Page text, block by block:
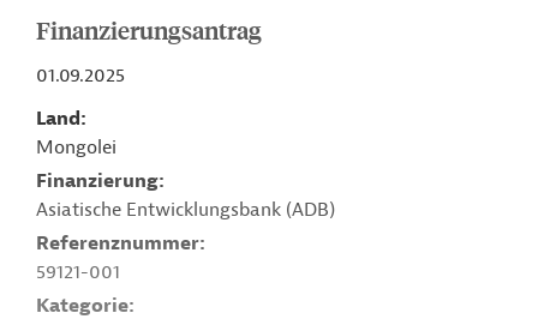
Finanzierungsantrag
01.09.2025
Land
Mongolei
Finanzierung
Asiatische Entwicklungsbank (ADB)
Referenznummer
59121-001
Kategorie